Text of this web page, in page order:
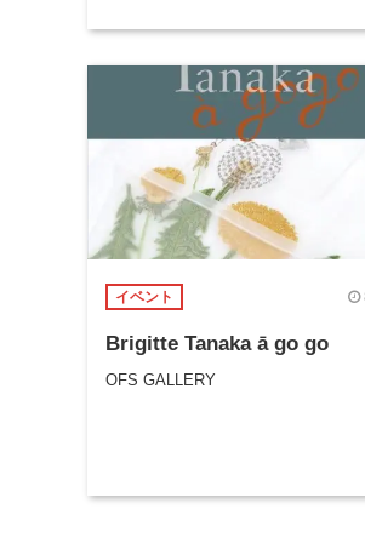
イベント
Brigitte Tanaka ā go go
OFS GALLERY